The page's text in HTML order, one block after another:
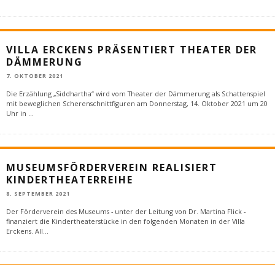
VILLA ERCKENS PRÄSENTIERT THEATER DER
DÄMMERUNG
7. OKTOBER 2021
Die Erzählung „Siddhartha“ wird vom Theater der Dämmerung als Schattenspiel
mit beweglichen Scherenschnittfiguren am Donnerstag, 14. Oktober 2021 um 20
Uhr in ...
MUSEUMSFÖRDERVEREIN REALISIERT
KINDERTHEATERREIHE
8. SEPTEMBER 2021
Der Förderverein des Museums - unter der Leitung von Dr. Martina Flick -
finanziert die Kindertheaterstücke in den folgenden Monaten in der Villa
Erckens. All...